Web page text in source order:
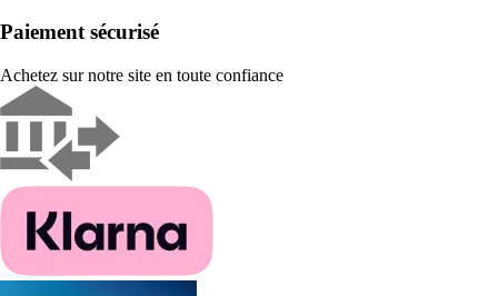
Paiement sécurisé
Achetez sur notre site en toute confiance